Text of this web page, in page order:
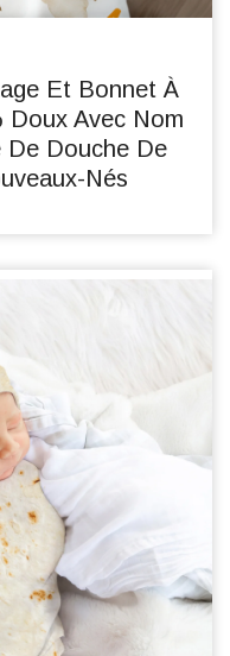
Et Bonnet À
Avec Nom
De Douche De
Nés